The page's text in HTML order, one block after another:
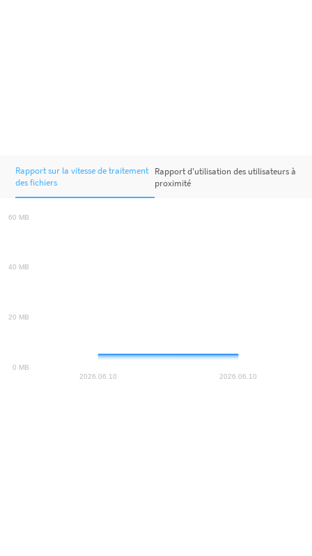
Rapport sur la vitesse de traitement
des fichiers
Rapport d'utilisation des utilisateurs à
proximité